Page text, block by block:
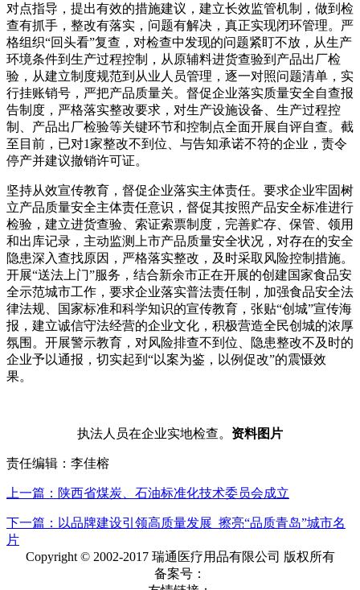
对点指导，提出有效的措施建议，建立长效监管机制，做到检
查有抓手，整改有落实，问题有解决，真正实现闭环管理。严
格组织“回头看”复查，对检查中发现的问题紧盯不放，从生产
环境条件到生产过程控制，从原辅料进货查验到产品出厂检
验，从建立制度规范到从业人员管理，逐一对照问题清单，实
行挂账销号，严把产品质量关。督促企业落实质量安全自查报
告制度，严格落实整改要求，对生产设施设备、生产过程控
制、产品出厂检验等关键环节和控制点全面开展自评自查。截
至目前，已对1家整改不到位、与告知承诺不符的企业，责令
停产并建议撤销许可证。
坚持从效宣传教育，督促企业落实主体责任。要求企业牢固树
立产品质量安全主体责任意识，督促其按照产品安全标准进行
检验，建立进货查验、索证索票制度，完善贮存、保管、领用
和出库记录，主动监测上市产品质量安全状况，对存在的安全
隐患深入查找原因，严格落实整改，及时采取风险控制措施。
开展“送法上门”服务，结合新余市正在开展的创建国家食品安
全示范城市工作，要求企业落实普法责任制，加强食品安全法
律法规、国家标准和科学知识的宣传教育，张贴“创城”宣传海
报，建立诚信守法经营的企业文化，积极营造全民创城的浓厚
氛围。开展警示教育，对风险排查不到位、隐患整改不及时的
企业予以通报，切实起到“以案为鉴，以例促改”的震慑效
果。
执法人员在企业实地检查。 资料图片
责任编辑：李佳榕
上一篇：陕西省煤炭、石油标准化技术委员会成立
下一篇：以品牌建设引领高质量发展 擦亮“品质青岛”城市名
片
Copyright © 2002-2017 瑞通医疗用品有限公司 版权所有
备案号：